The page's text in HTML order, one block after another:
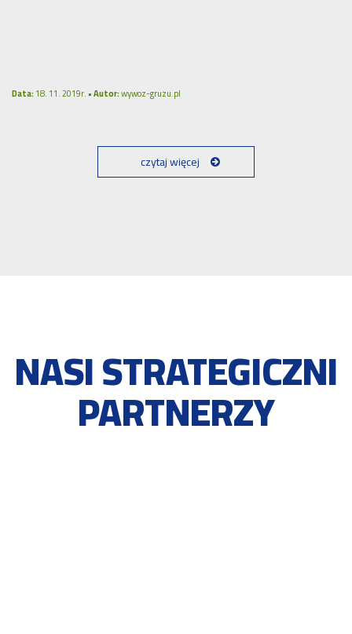
Data:18. 11. 2019r. •Autor:wywoz-gruzu.pl
czytaj więcej
NASI STRATEGICZNI
PARTNERZY